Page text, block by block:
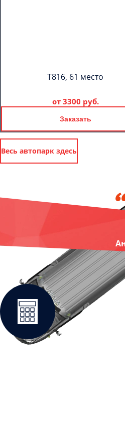
T816, 61 место
от 3300 руб.
Заказать
Весь автопарк здесь